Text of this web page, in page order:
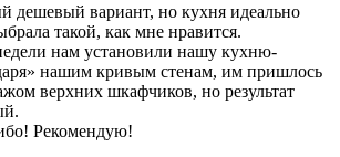
дешевый вариант, но кухня идеально
такой, как мне нравится.
нам установили нашу кухню-
нашим кривым стенам, им пришлось
верхних шкафчиков, но результат
Рекомендую!